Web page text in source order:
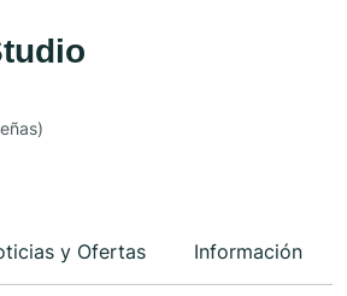
y Ofertas Información